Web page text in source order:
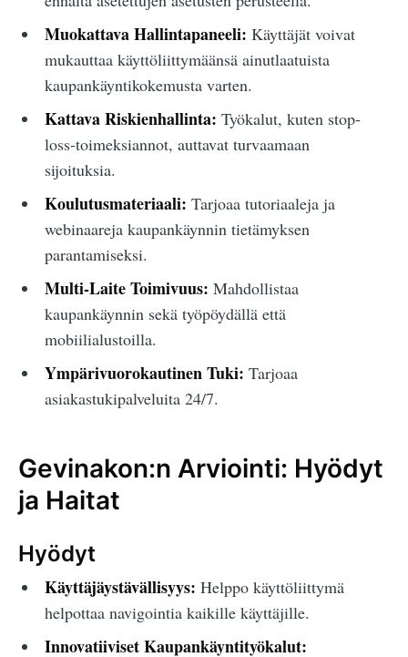
Muokattava Hallintapaneeli: Käyttäjät voivat
mukauttaa käyttöliittymäänsä ainutlaatuista
kaupankäyntikokemusta varten.
Kattava Riskienhallinta: Työkalut, kuten stop-
loss-toimeksiannot, auttavat turvaamaan
sijoituksia.
Koulutusmateriaali: Tarjoaa tutoriaaleja ja
webinaareja kaupankäynnin tietämyksen
parantamiseksi.
Multi-Laite Toimivuus: Mahdollistaa
kaupankäynnin sekä työpöydällä että
mobiilialustoilla.
Ympärivuorokautinen Tuki: Tarjoaa
asiakastukipalveluita 24/7.
Gevinakon:n Arviointi: Hyödyt
ja Haitat
Hyödyt
Käyttäjäystävällisyys: Helppo käyttöliittymä
helpottaa navigointia kaikille käyttäjille.
Innovatiiviset Kaupankäyntityökalut: